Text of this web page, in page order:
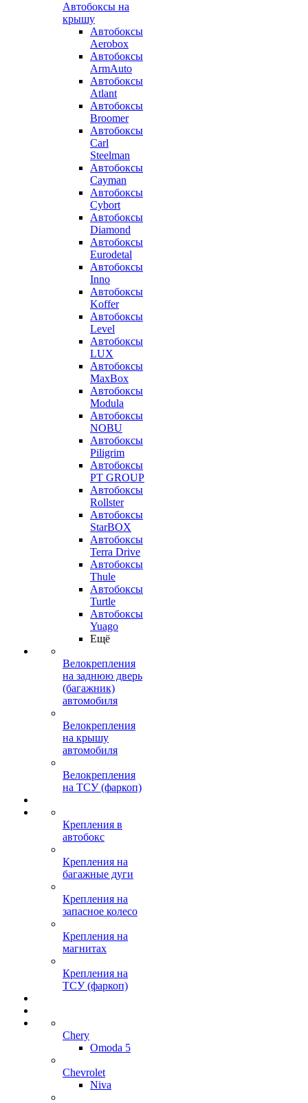
Автобоксы на
крышу
Автобоксы
Aerobox
Автобоксы
ArmAuto
Автобоксы
Atlant
Автобоксы
Broomer
Автобоксы
Carl
Steelman
Автобоксы
Cayman
Автобоксы
Cybort
Автобоксы
Diamond
Автобоксы
Eurodetal
Автобоксы
Inno
Автобоксы
Koffer
Автобоксы
Level
Автобоксы
LUX
Автобоксы
MaxBox
Автобоксы
Modula
Автобоксы
NOBU
Автобоксы
Piligrim
Автобоксы
PT GROUP
Автобоксы
Rollster
Автобоксы
StarBOX
Автобоксы
Terra Drive
Автобоксы
Thule
Автобоксы
Turtle
Автобоксы
Yuago
Ещё
Велокрепления
на заднюю дверь
(багажник)
автомобиля
Велокрепления
на крышу
автомобиля
Велокрепления
на ТСУ (фаркоп)
Крепления в
автобокс
Крепления на
багажные дуги
Крепления на
запасное колесо
Крепления на
магнитах
Крепления на
ТСУ (фаркоп)
Chery
Omoda 5
Chevrolet
Niva